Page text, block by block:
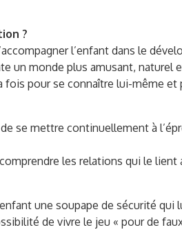
?
l’enfant dans le
un monde plus amusant, naturel
fois pour se connaître lui-même
se mettre continuellement à
les relations qui le
une soupape de sécurité qui
de vivre le jeu « pour de